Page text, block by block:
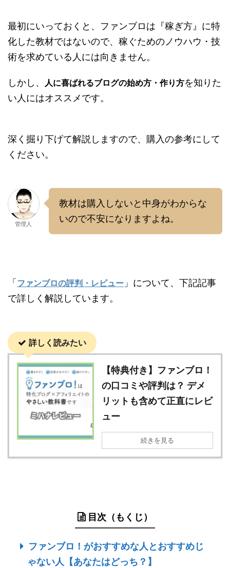
最初にいっておくと、ファンブロは『稼ぎ方』に特
化した教材ではないので、稼ぐためのノウハウ・技
術を求めている人には向きません。
しかし、 人に喜ばれるブログの始め方・作り方を知りた
い人にはオススメです。
深く掘り下げて解説しますので、購入の参考にして
ください。
管理人
教材は購入しないと中身がわからな
いので不安になりますよね。
「 ファンブロの評判・レビュー 」について、下記記事
で詳しく解説しています。
詳しく読みたい
【特典付き】ファンブロ！
の口コミや評判は？ デメ
リットも含めて正直にレビ
ュー
続きを見る
目次（もくじ）
ファンブロ！がおすすめな人とおすすめじ
ゃない人【あなたはどっち？】